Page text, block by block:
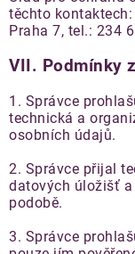
těchto
Praha 7, tel.: 234
VII. Podmínky
1. Správce
technická a
osobních údajů.
2. Správce přijal
datových úložišť
podobě.
3. Správce